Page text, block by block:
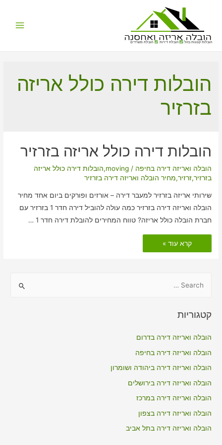
הובלות קטנות בזול הובלת דירות הובלת משרדים
הובלות דירה כולל אריזה
בזרזיר
הובלות דירה כולל אריזה בזרזיר
הובלה ואריזה דירה בחיפה /
moving
,הובלות דירה כולל אריזה
בזרזיר,זרזיר,מחיר הובלה ואריזה דירה בזרזיר
שירותי אריזה בזרזיר למעבר דירה – אורזים ופורקים ביום אחד מחיר
הובלה ואריזה דירה בזרזיר כמה עולה להוביל דירה חדר 1 בזרזיר עם
חברת הובלה כולל אריזה? טווח המחירים להובלת דירה חדר 1 …
הובלות
דירה
כולל
קרא עוד »
r
o
r
:
קטגוריות
הובלה ואריזה דירה בדרום
הובלה ואריזה דירה בחיפה
הובלה ואריזה דירה ביהודה ושומרון
הובלה ואריזה דירה בירושלים
הובלה ואריזה דירה במרכז
הובלה ואריזה דירה בצפון
הובלה ואריזה דירה בתל אביב